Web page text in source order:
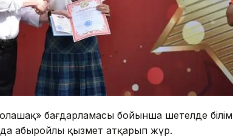
бағдарламасы бойынша шетелде білім
абыройлы қызмет атқарып жүр.